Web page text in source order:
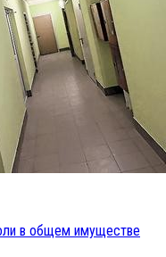
в общем имуществе